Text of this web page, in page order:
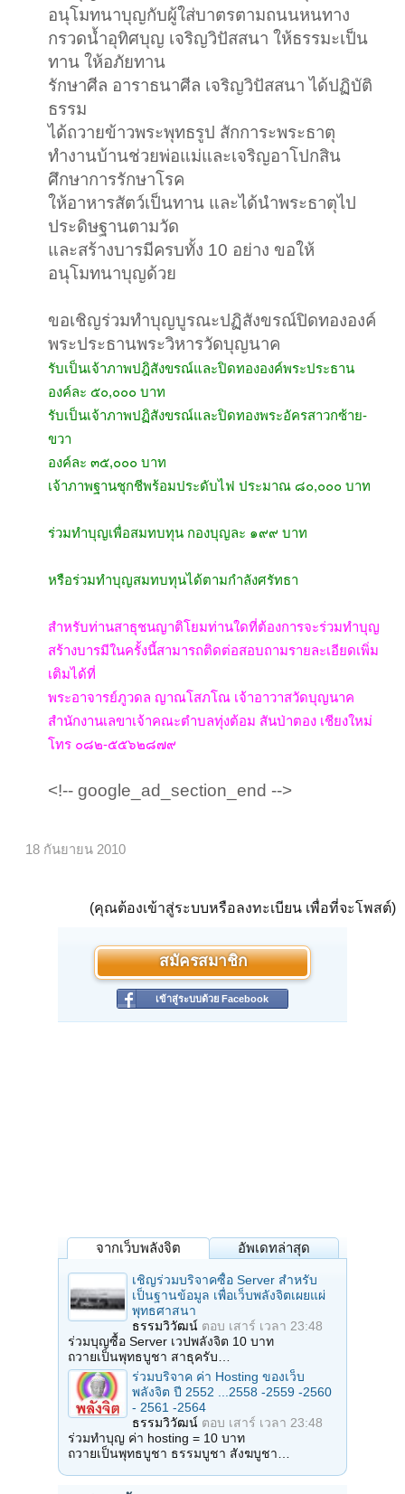
อนุโมทนาบุญกับผู้ใส่บาตรตามถนนหนทาง
กรวดน้ำอุทิศบุญ เจริญวิปัสสนา ให้ธรรมะเป็น
ทาน ให้อภัยทาน
รักษาศีล อาราธนาศีล เจริญวิปัสสนา ได้ปฏิบัติ
ธรรม
ได้ถวายข้าวพระพุทธรูป สักการะพระธาตุ
ทำงานบ้านช่วยพ่อแม่และเจริญอาโปกสิน
ศึกษาการรักษาโรค
ให้อาหารสัตว์เป็นทาน และได้นำพระธาตุไป
ประดิษฐานตามวัด
และสร้างบารมีครบทั้ง 10 อย่าง ขอให้
อนุโมทนาบุญด้วย
ขอเชิญร่วมทำบุญบูรณะปฏิสังขรณ์ปิดทององค์
พระประธานพระวิหารวัดบุญนาค
รับเป็นเจ้าภาพปฎิสังขรณ์และปิดทององค์พระประธาน
องค์ละ ๕๐,๐๐๐ บาท
รับเป็นเจ้าภาพปฏิสังขรณ์และปิดทองพระอัครสาวกซ้าย-
ขวา
องค์ละ ๓๕,๐๐๐ บาท
เจ้าภาพฐานชุกชีพร้อมประดับไฟ ประมาณ ๘๐,๐๐๐ บาท
ร่วมทำบุญเพื่อสมทบทุน กองบุญละ ๑๙๙ บาท
หรือร่วมทำบุญสมทบทุนได้ตามกำลังศรัทธา
สำหรับท่านสาธุชนญาติโยมท่านใดที่ต้องการจะร่วมทำบุญ
สร้างบารมีในครั้งนี้สามารถติดต่อสอบถามรายละเอียดเพิ่ม
เติมได้ที่
พระอาจารย์ภูวดล ญาณโสภโณ เจ้าอาวาสวัดบุญนาค
สำนักงานเลขาเจ้าคณะตำบลทุ่งต้อม สันป่าตอง เชียงใหม่
โทร ๐๘๒-๕๕๖๒๘๗๙
<!-- google_ad_section_end -->
18 กันยายน 2010
(คุณต้องเข้าสู่ระบบหรือลงทะเบียน เพื่อที่จะโพสต์)
สมัครสมาชิก
เข้าสู่ระบบด้วย Facebook
จากเว็บพลังจิต อัพเดทล่าสุด
เชิญร่วมบริจาคซื้อ Server สำหรับ
เป็นฐานข้อมูล เพื่อเว็บพลังจิตเผยแผ่
พุทธศาสนา
ธรรมวิวัฒน์ ตอบ เสาร์ เวลา 23:48
ร่วมบุญซื้อ Server เวปพลังจิต 10 บาท
ถวายเป็นพุทธบูชา สาธุครับ…
ร่วมบริจาค ค่า Hosting ของเว็บ
พลังจิต ปี 2552 ...2558 -2559 -2560
- 2561 -2564
ธรรมวิวัฒน์ ตอบ เสาร์ เวลา 23:48
ร่วมทำบุญ ค่า hosting = 10 บาท
ถวายเป็นพุทธบูชา ธรรมบูชา สังฆบูชา…